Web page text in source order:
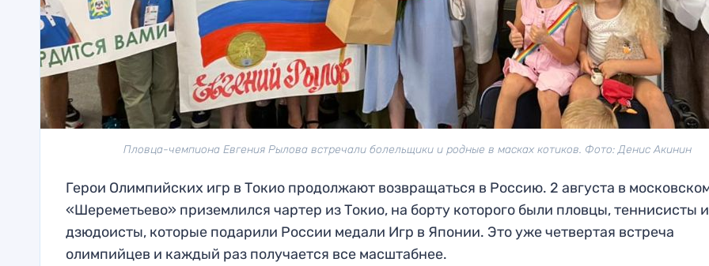
Пловца-чемпиона Евгения Рылова встречали болельщики и родные в масках котиков. Фото: Денис Акинин
Герои Олимпийских игр в Токио продолжают возвращаться в Россию. 2 августа в
«Шереметьево» приземлился чартер из Токио, на борту которого были пловцы, теннисисты и
дзюдоисты, которые подарили России медали Игр в Японии. Это уже четвертая встреча
олимпийцев и каждый раз получается все масштабнее.